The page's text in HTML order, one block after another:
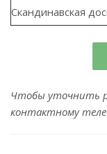
Скандинавская
Чтобы уточнить
контактному